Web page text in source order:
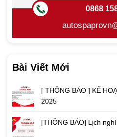
0868
Bài Viết Mới
[ THÔNG BÁO ] KẾ
2025
[THÔNG BÁO] Lịch